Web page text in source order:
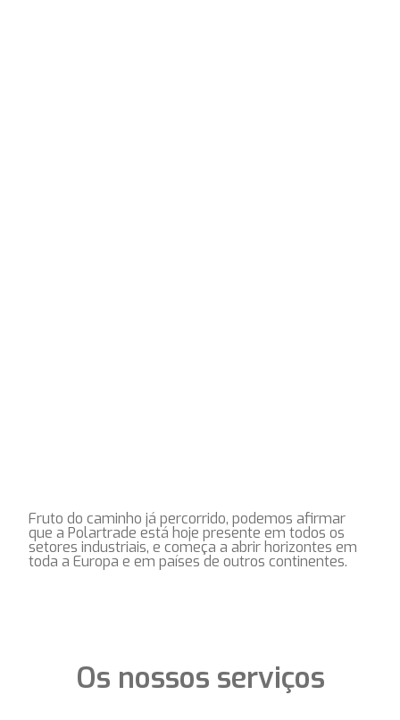
Fruto do caminho já percorrido, podemos afirmar
que a Polartrade está hoje presente em todos os
setores industriais, e começa a abrir horizontes em
toda a Europa e em países de outros continentes.
Os nossos serviços